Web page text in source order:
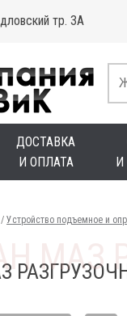
тр. 3А
ДОСТАВКА
И ОПЛАТА
И
/ Устройство подъемное и